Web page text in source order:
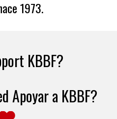
1973.
KBBF?
Apoyar a KBBF?